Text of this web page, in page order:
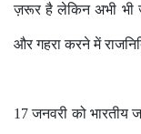
ज़रूर है लेकिन अभी भी
और गहरा करने में
17 जनवरी को भारतीय